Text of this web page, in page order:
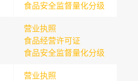
食品安全监督量化分级
营业执照
食品经营许可证
食品安全监督量化分级
营业执照